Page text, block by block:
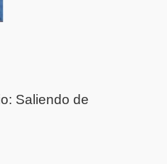
Saliendo de